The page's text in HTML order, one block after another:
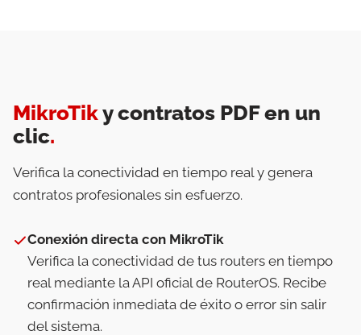
MikroTiky contratos PDF en un
clic.
Verifica la conectividad en tiempo real y genera
contratos profesionales sin esfuerzo.
Conexión directa con MikroTik
Verifica la conectividad de tus routers en tiempo
real mediante la API oficial de RouterOS. Recibe
confirmación inmediata de éxito o error sin salir
del sistema.